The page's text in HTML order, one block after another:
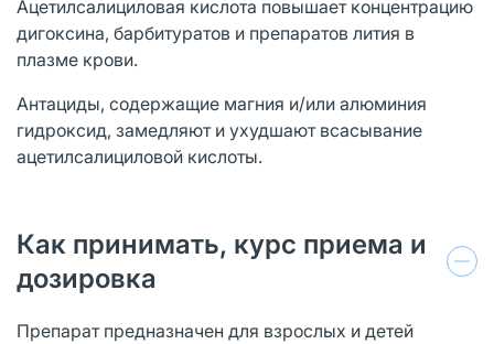
Ацетилсалициловая кислота повышает концентрацию
дигоксина, барбитуратов и препаратов лития в
плазме крови.
Антациды, содержащие магния и/или алюминия
гидроксид, замедляют и ухудшают всасывание
ацетилсалициловой кислоты.
Как принимать, курс приема и
дозировка
Препарат предназначен для взрослых и детей